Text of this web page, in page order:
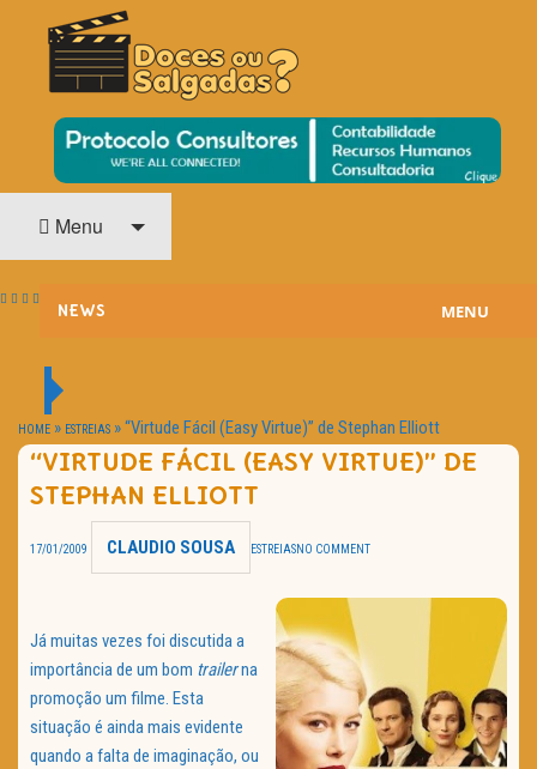
DOCES OU SALGADAS?
O Cinema? Uma Paixão!!
Menu
NEWS
PASSATEMPOS
HOME CINEMA
NOTA PESSOAL
TRAILER DO DIA
Política de Privacidade
MENU
HOME » ESTREIAS »“Virtude Fácil (Easy Virtue)” de Stephan Elliott
“VIRTUDE FÁCIL (EASY VIRTUE)” DE
STEPHAN ELLIOTT
17/01/2009 CLAUDIO SOUSA ESTREIASNO COMMENT
Já muitas vezes foi discutida a
importância de um bom trailerna
promoção um filme. Esta
situação é ainda mais evidente
quando a falta de imaginação, ou